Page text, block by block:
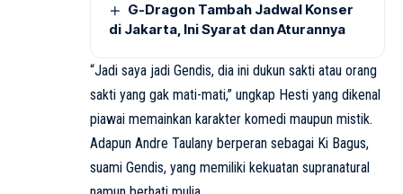
G-Dragon Tambah Jadwal Konser
di Jakarta, Ini Syarat dan Aturannya
“Jadi saya jadi Gendis, dia ini dukun sakti atau orang
sakti yang gak mati-mati,” ungkap Hesti yang dikenal
piawai memainkan karakter komedi maupun mistik.
Adapun Andre Taulany berperan sebagai Ki Bagus,
suami Gendis, yang memiliki kekuatan supranatural